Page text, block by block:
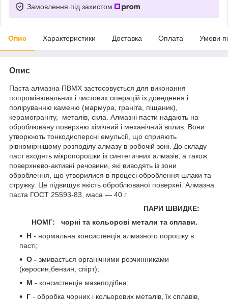
Замовлення під захистом
Опис Характеристики Доставка Оплата Умови
Опис
Паста алмазна ПВМХ застосовується для виконання
попромінювальних і чистових операцій із доведення і
поліруванню каменю (мармура, граніта, піщаник),
керамограніту, металів, скла. Алмазні пасти надають на
оброблювану поверхню хімічний і механічний вплив. Вони
утворюють тонкодисперсні емульсії, що сприяють
рівномірнішому розподілу алмазу в робочій зоні. До складу
паст входять мікропорошки із синтетичних алмазів, а також
поверхнево-активні речовини, які виводять із зони
оброблення, що утворилися в процесі оброблення шлаки та
стружку. Це підвищує якість оброблюваної поверхні. Алмазна
паста ГОСТ 25593-83, маса — 40 г
ПАРИ ШВИДКЕ:
НОМГ:
чорні та кольорові метали та сплави.
Н - нормальна консистенція алмазного порошку в
пасті;
О - змивається органічними розчинниками
(керосин,бензин, спірт);
М - консистенція мазеподібна;
Г - обробка чорних і кольорових металів, їх сплавів,